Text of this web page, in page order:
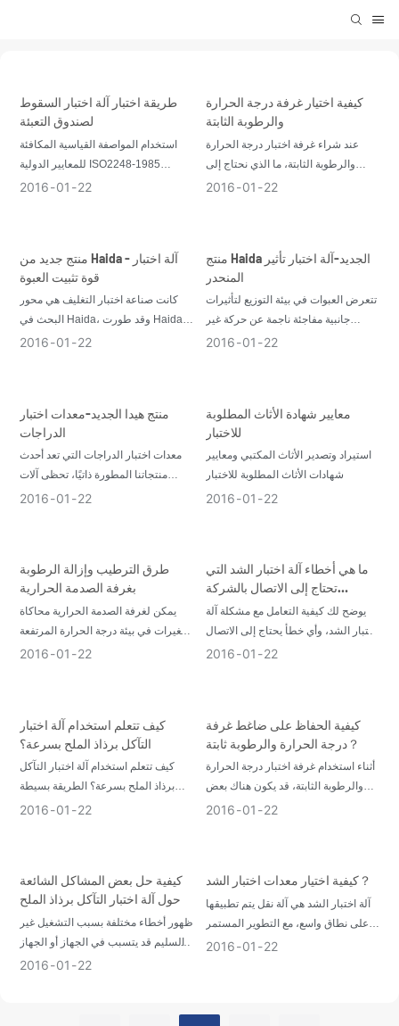
طريقة اختبار آلة اختبار السقوط
لصندوق التعبئة
استخدام المواصفة القياسية المكافئة
للمعايير الدولية ISO2248-1985
(التغليف الكامل، عبوات النقل المعبأة،2016 01 22
كيفية اختيار غرفة درجة الحرارة
والرطوبة الثابتة
عند شراء غرفة اختبار درجة الحرارة
والرطوبة الثابتة، ما الذي نحتاج إلى
تركيز الاهتمام عليه؟ هنا عدة نقاط،
2016 01 22
منتج جديد من Haida - آلة اختبار
قوة تثبيت العبوة
كانت صناعة اختبار التغليف هي محور
البحث في Haida، وقد طورت Haida
مؤخرًا أدوات جديدة لاختبار التغليف - آلة
2016 01 22
منتج Haida الجديد-آلة اختبار تأثير
المنحدر
تتعرض العبوات في بيئة التوزيع لتأثيرات
جانبية مفاجئة ناجمة عن حركة غير
متوقعة أثناء النقل
2016 01 22
منتج هيدا الجديد-معدات اختبار
الدراجات
معدات اختبار الدراجات التي تعد أحدث
منتجاتنا المطورة ذاتيًا، تحظى آلات
الكشف عن الطرق الديناميكية للدراجات
2016 01 22
معايير شهادة الأثاث المطلوبة
للاختبار
استيراد وتصدير الأثاث المكتبي ومعايير
شهادات الأثاث المطلوبة للاختبار
2016 01 22
طرق الترطيب وإزالة الرطوبة
بغرفة الصدمة الحرارية
يمكن لغرفة الصدمة الحرارية محاكاة
التغيرات في بيئة درجة الحرارة المرتفعة
ودرجة الحرارة المنخفضة على الفور
2016 01 22
ما هي أخطاء آلة اختبار الشد التي
تحتاج إلى الاتصال بالشركة
المصنعة؟
يوضح لك كيفية التعامل مع مشكلة آلة
اختبار الشد، وأي خطأ يحتاج إلى الاتصال
بالشركة المصنعة لمعدات الاختبار
2016 01 22
كيف تتعلم استخدام آلة اختبار
التآكل برذاذ الملح بسرعة؟
كيف تتعلم استخدام آلة اختبار التآكل
برذاذ الملح بسرعة؟ الطريقة بسيطة
جدًا، لديك الخطوات الأساسية الثلاث
2016 01 22
كيفية الحفاظ على ضاغط غرفة
درجة الحرارة والرطوبة ثابتة？
أثناء استخدام غرفة اختبار درجة الحرارة
والرطوبة الثابتة، قد يكون هناك بعض
الخلل، يعتبر الضاغط جزءًا مهمًا من هذا
2016 01 22
كيفية حل بعض المشاكل الشائعة
حول آلة اختبار التآكل برذاذ الملح
ظهور أخطاء مختلفة بسبب التشغيل غير
السليم قد يتسبب في الجهاز أو الجهاز
نفسه عندما يكون المستخدمون في
2016 01 22
كيفية اختيار معدات اختبار الشد？
آلة اختبار الشد هي آلة نقل يتم تطبيقها
على نطاق واسع، مع التطوير المستمر
لعصر آلة الاختبار، يمكن دمج آلات اختبار
2016 01 22